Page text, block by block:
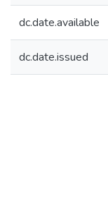
dc.date.available
dc.date.issued